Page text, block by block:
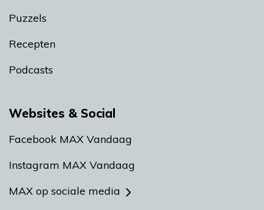
Puzzels
Recepten
Podcasts
Websites & Social
Facebook MAX Vandaag
Instagram MAX Vandaag
MAX op sociale media